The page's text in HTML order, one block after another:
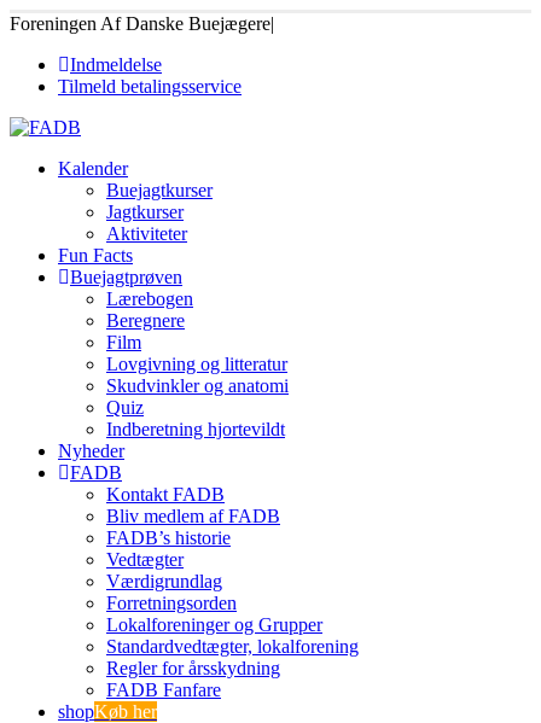
Foreningen Af Danske Buejægere|
Indmeldelse
Tilmeld betalingsservice
Kalender
Buejagtkurser
Jagtkurser
Aktiviteter
Fun Facts
Buejagtprøven
Lærebogen
Beregnere
Film
Lovgivning og litteratur
Skudvinkler og anatomi
Quiz
Indberetning hjortevildt
Nyheder
FADB
Kontakt FADB
Bliv medlem af FADB
FADB’s historie
Vedtægter
Værdigrundlag
Forretningsorden
Lokalforeninger og Grupper
Standardvedtægter, lokalforening
Regler for årsskydning
FADB Fanfare
shopKøb her